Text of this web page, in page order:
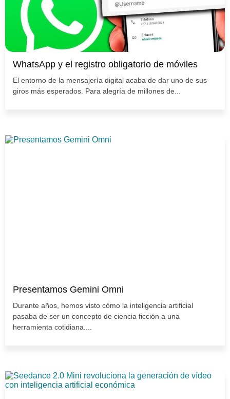
WhatsApp y el registro obligatorio de móviles
El entorno de la mensajería digital acaba de dar uno de sus
giros más esperados. Para alegría de millones de...
Presentamos Gemini Omni
Durante años, hemos visto cómo la inteligencia artificial
pasaba de ser un concepto de ciencia ficción a una
herramienta cotidiana....